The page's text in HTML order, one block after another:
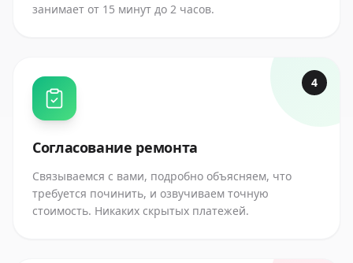
занимает от 15 минут до 2 часов.
4
Согласование ремонта
Связываемся с вами, подробно объясняем, что
требуется починить, и озвучиваем точную
стоимость. Никаких скрытых платежей.